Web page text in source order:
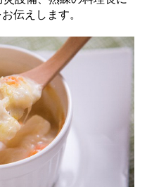
伝えします。